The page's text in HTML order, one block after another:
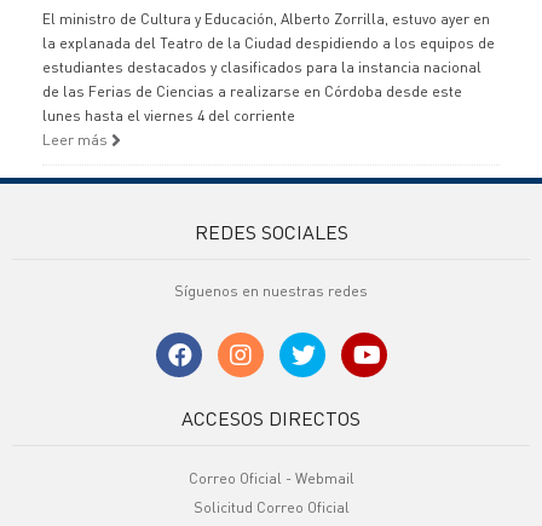
El ministro de Cultura y Educación, Alberto Zorrilla, estuvo ayer en
la explanada del Teatro de la Ciudad despidiendo a los equipos de
estudiantes destacados y clasificados para la instancia nacional
de las Ferias de Ciencias a realizarse en Córdoba desde este
lunes hasta el viernes 4 del corriente
Leer más
REDES SOCIALES
Síguenos en nuestras redes
ACCESOS DIRECTOS
Correo Oficial - Webmail
Solicitud Correo Oficial